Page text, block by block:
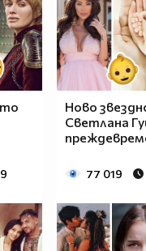
Ново
Светлана
77 019